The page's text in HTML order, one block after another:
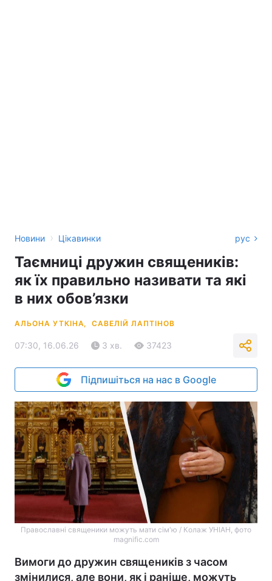
Новини › Цікавинки рус
Таємниці дружин священиків:
як їх правильно називати та які
в них обов’язки
АЛЬОНА УТКІНА, САВЕЛІЙ ЛАПТІНОВ
07:30, 16.06.26 3 хв. 37423
Підпишіться на нас в Google
Православні священики можуть мати сім'ю / Колаж УНIАН, фото
magnific.com
Вимоги до дружин священиків з часом
змінилися, але вони, як і раніше, можуть